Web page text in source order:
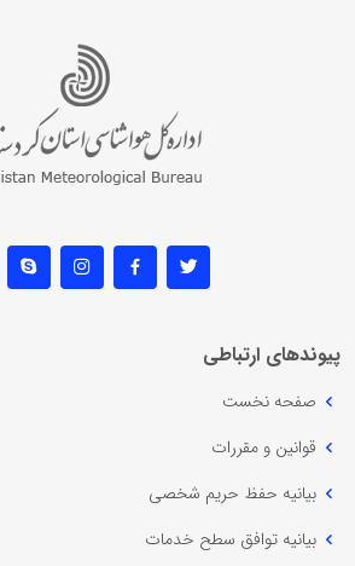
پیوندهای ارتباطی
صفحه نخست
قوانین و مقررات
بیانیه حفظ حریم شخصی
بیانیه توافق سطح خدمات